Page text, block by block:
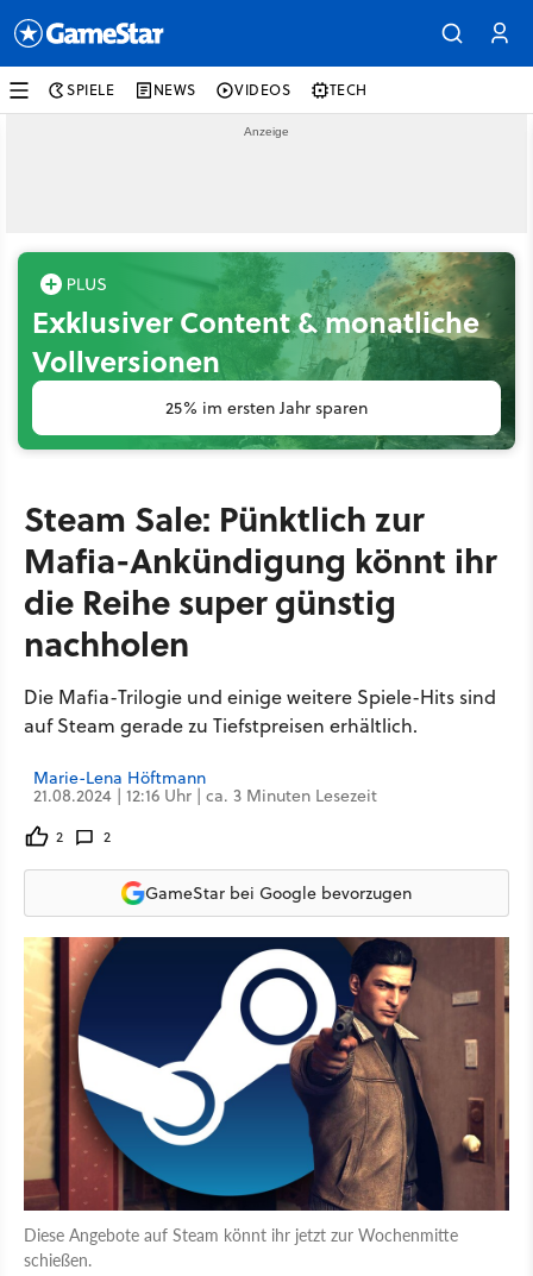
SPIELE NEWS VIDEOS TECH
Exklusiver Content & monatliche
Vollversionen
25% im ersten Jahr sparen
Steam Sale: Pünktlich zur
Mafia-Ankündigung könnt ihr
die Reihe super günstig
nachholen
Die Mafia-Trilogie und einige weitere Spiele-Hits sind
auf Steam gerade zu Tiefstpreisen erhältlich.
Marie-Lena Höftmann
21.08.2024 | 12:16 Uhr | ca. 3 Minuten Lesezeit
2 2
GameStar bei Google bevorzugen
Diese Angebote auf Steam könnt ihr jetzt zur Wochenmitte
schießen.